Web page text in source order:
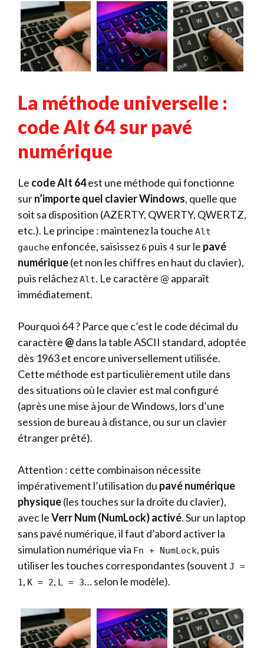
La méthode universelle :
code Alt 64 sur pavé
numérique
Le code Alt 64est une méthode qui fonctionne
surn’importe quel clavier Windows, quelle que
soit sa disposition (AZERTY, QWERTY, QWERTZ,
etc.). Le principe : maintenez la touche Alt
gauche enfoncée, saisissez 6 puis 4 sur le pavé
numérique(et non les chiffres en haut du clavier),
puis relâchezAlt. Le caractère @ apparaît
immédiatement.
Pourquoi 64 ? Parce que c’est le code décimal du
caractère @dans la table ASCII standard, adoptée
dès 1963 et encore universellement utilisée.
Cette méthode est particulièrement utile dans
des situations où le clavier est mal configuré
(après une mise à jour de Windows, lors d’une
session de bureau à distance, ou sur un clavier
étranger prêté).
Attention : cette combinaison nécessite
impérativement l’utilisation du pavé numérique
physique(les touches sur la droite du clavier),
avec leVerr Num (NumLock) activé. Sur un laptop
sans pavé numérique, il faut d’abord activer la
simulation numérique via Fn + NumLock, puis
utiliser les touches correspondantes (souvent J =
1, K = 2, L = 3… selon le modèle).